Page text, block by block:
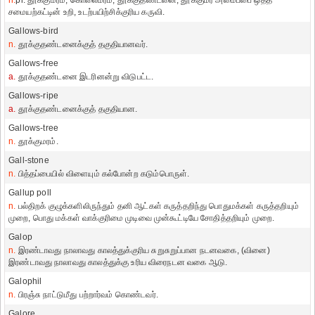
சமையற்கட்டின் உறி, உடற்பயிற்சிக்குரிய கருவி.
Gallows-bird
n. தூக்குதண்டனைக்குத் தகுதியானவர்.
Gallows-free
a. தூக்குதண்டனை இடரினன்று விடுபட்ட.
Gallows-ripe
a. தூக்குதண்டனைக்குத் தகுதியான.
Gallows-tree
n. தூக்குமரம்.
Gall-stone
n. பித்தப்பையில் விளையும் கல்போன்ற கடும்பொருள்.
Gallup poll
n. பல்திறக் குழுக்களிலிருந்தும் தனி ஆட்கள் கருத்தறிந்து பொதுமக்கள் கருத்தறியும்
முறை, பொது மக்கள் வாக்குரிமை முடிவை முன்கூட்டியே சோதித்தறியும் முறை.
Galop
n. இரண்டாவது நாலாவது காலத்துக்குரிய சுறுசுறுப்பான நடனவகை, (வினை)
இரண்டாவது நாலாவது காலத்துக்கு உரிய விரைநடன வகை ஆடு.
Galophil
n. பிரஞ்சு நாட்டுமீது பற்றார்வம் கொண்டவர்.